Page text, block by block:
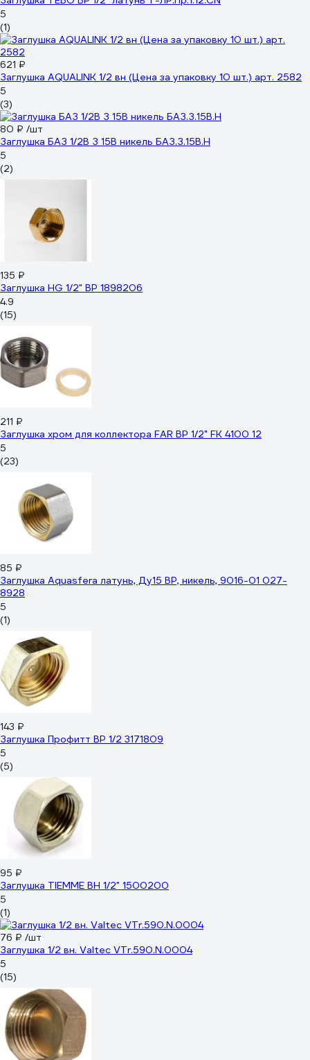
5
(1)
621 ₽
Заглушка AQUALINK 1/2 вн (Цена за упаковку 10 шт.) арт. 2582
5
(3)
80 ₽ /шт
Заглушка БАЗ 1/2В З 15В никель БАЗ.З.15В.Н
5
(2)
135 ₽
Заглушка HG 1/2" ВР 1898206
4.9
(15)
211 ₽
Заглушка хром для коллектора FAR ВР 1/2" FK 4100 12
5
(23)
85 ₽
Заглушка Aquasfera латунь, Ду15 ВР, никель, 9016-01 027-
8928
5
(1)
143 ₽
Заглушка Профитт ВР 1/2 3171809
5
(5)
95 ₽
Заглушка TIEMME ВН 1/2" 1500200
5
(1)
76 ₽ /шт
Заглушка 1/2 вн. Valtec VTr.590.N.0004
5
(15)